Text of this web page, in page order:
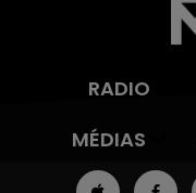
RADIO
MÉDIAS